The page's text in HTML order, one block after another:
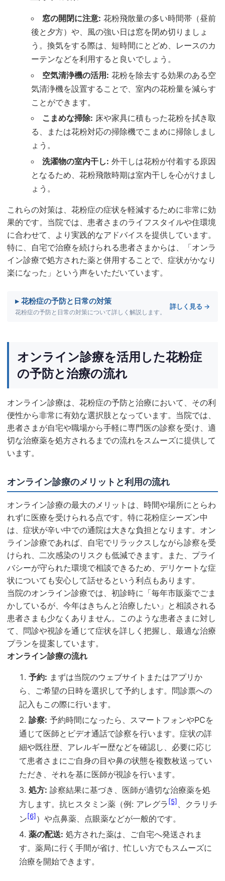
窓の開閉に注意: 花粉飛散量の多い時間帯（昼前
後と夕方）や、風の強い日は窓を閉め切りましょ
う。換気をする際は、短時間にとどめ、レースのカ
ーテンなどを利用すると良いでしょう。
空気清浄機の活用: 花粉を除去する効果のある空
気清浄機を設置することで、室内の花粉量を減らす
ことができます。
こまめな掃除: 床や家具に積もった花粉を拭き取
る、または花粉対応の掃除機でこまめに掃除しまし
ょう。
洗濯物の室内干し: 外干しは花粉が付着する原因
となるため、花粉飛散時期は室内干しを心がけまし
ょう。
これらの対策は、花粉症の症状を軽減するために非常に効
果的です。当院では、患者さまのライフスタイルや住環境
に合わせて、より実践的なアドバイスを提供しています。
特に、自宅で治療を続けられる患者さまからは、「オンラ
イン診療で処方された薬と併用することで、症状がかなり
楽になった」という声をいただいています。
▸ 花粉症の予防と日常の対策
花粉症の予防と日常の対策について詳しく解説します。
詳しく見る →
オンライン診療を活用した花粉症
の予防と治療の流れ
オンライン診療は、花粉症の予防と治療において、その利
便性から非常に有効な選択肢となっています。当院では、
患者さまが自宅や職場から手軽に専門医の診察を受け、適
切な治療薬を処方されるまでの流れをスムーズに提供して
います。
オンライン診療のメリットと利用の流れ
オンライン診療の最大のメリットは、時間や場所にとらわ
れずに医療を受けられる点です。特に花粉症シーズン中
は、症状が辛い中での通院は大きな負担となります。オン
ライン診療であれば、自宅でリラックスしながら診察を受
けられ、二次感染のリスクも低減できます。また、プライ
バシーが守られた環境で相談できるため、デリケートな症
状についても安心して話せるという利点もあります。
当院のオンライン診療では、初診時に「毎年市販薬でごま
かしているが、今年はきちんと治療したい」と相談される
患者さまも少なくありません。このような患者さまに対し
て、問診や視診を通じて症状を詳しく把握し、最適な治療
プランを提案しています。
オンライン診療の流れ
予約: まずは当院のウェブサイトまたはアプリか
ら、ご希望の日時を選択して予約します。問診票への
記入もこの際に行います。
診察: 予約時間になったら、スマートフォンやPCを
通じて医師とビデオ通話で診察を行います。症状の詳
細や既往歴、アレルギー歴などを確認し、必要に応じ
て患者さまにご自身の目や鼻の状態を複数枚送ってい
ただき、それを基に医師が視診を行います。
処方: 診察結果に基づき、医師が適切な治療薬を処
方します。抗ヒスタミン薬（例: アレグラ [5] 、クラリチ
ン[6] ）や点鼻薬、点眼薬などが一般的です。
薬の配送: 処方された薬は、ご自宅へ発送されま
す。薬局に行く手間が省け、忙しい方でもスムーズに
治療を開始できます。